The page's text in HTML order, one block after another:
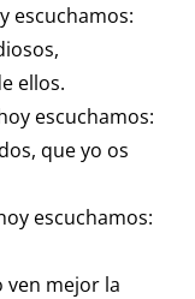
escuchamos:
ellos.
escuchamos:
que yo os
escuchamos:
ven mejor la